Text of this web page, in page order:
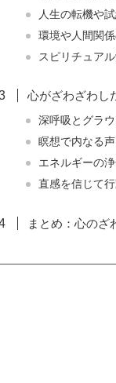
人生の転機や
環境や人間関
スピリチュア
心がざわざわし
深呼吸とグラ
瞑想で内なる
エネルギーの
直感を信じて
まとめ：心のざ